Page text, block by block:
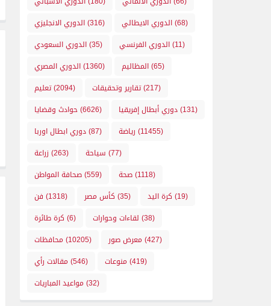
الدوري الانجليزي(316) الدوري الايطالي(68)
الدوري السعودي(35) الدوري الفرنسي(11)
الدوري المصري(1360) المظاليم(65)
تعليم(2094) تقارير وتحقيقات(217)
حوادث وقضايا(6626) دوري أبطال إفريقيا(131)
دوري ابطال اوربا(87) رياضة (11455)
زراعة (263) سياحة (77)
صحافة المواطن(559) صحة(1118)
فن (1318) كأس مصر (35) كرة اليد (19)
كرة طائرة (6) لقاءات وحوارات (38)
محافظات (10205) معرض صور (427)
مقالات رأي (546) منوعات (419)
مواعيد المباريات (32)